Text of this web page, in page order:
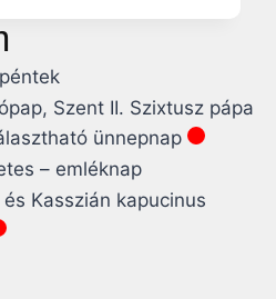
Szent II. Szixtusz pápa
ünnepnap
– emléknap
Kasszián kapucinus